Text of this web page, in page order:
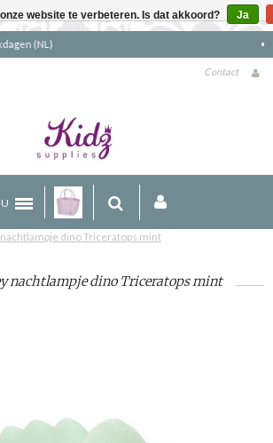
Gratis verzending boven €90 (NL)
Contact
dino Triceratops mint
nachtlampje dino Triceratops mint
website te verbeteren. Is dat akkoord? Ja